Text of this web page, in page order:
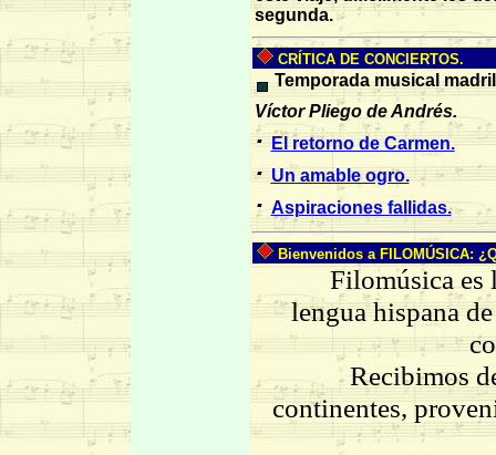
segunda.
CRÍTICA DE CONCIERTOS.
Temporada musical
Víctor Pliego de Andrés.
·El retorno de Carmen.
· Un amable ogro.
· Aspiraciones fallidas.
Bienvenidos a FILOMÚSICA:
Filomúsica es
lengua hispana
Recibimos
continentes,